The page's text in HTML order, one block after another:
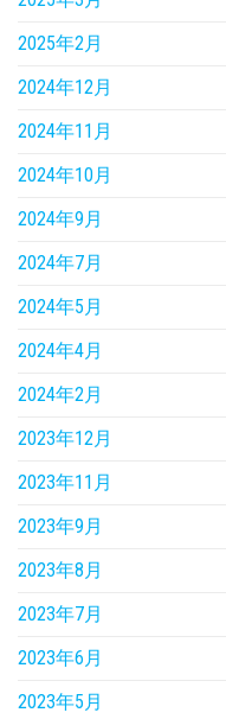
2025年2月
2024年12月
2024年11月
2024年10月
2024年9月
2024年7月
2024年5月
2024年4月
2024年2月
2023年12月
2023年11月
2023年9月
2023年8月
2023年7月
2023年6月
2023年5月